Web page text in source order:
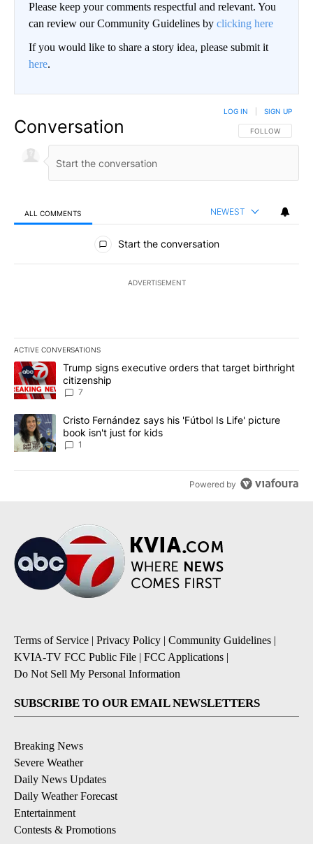
Please keep your comments respectful and relevant. You
can review our Community Guidelines by clicking here
If you would like to share a story idea, please submit it
here.
Conversation FOLLOW THIS
FOLLOW
LOG IN SIGN UP
ALL COMMENTS NEWEST
All Comments
Start the conversation
ADVERTISEMENT
ACTIVE CONVERSATIONS
The following is a list of the most commented articles in the last
A trending article titled "Trump signs executive orders that
Trump signs executive orders that target birthright
citizenship
7
A trending article titled "Cristo Fernández says his 'Fútbol Is
Cristo Fernández says his 'Fútbol Is Life' picture
book isn't just for kids
1
Powered by
Terms of Service | Privacy Policy | Community Guidelines |
KVIA-TV FCC Public File | FCC Applications |
Do Not Sell My Personal Information
SUBSCRIBE TO OUR EMAIL NEWSLETTERS
Breaking News
Severe Weather
Daily News Updates
Daily Weather Forecast
Entertainment
Contests & Promotions